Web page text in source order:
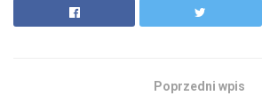
Poprzedni wpis